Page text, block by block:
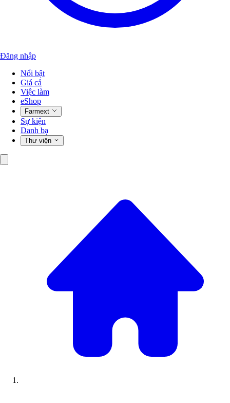
Đăng nhập
Nổi bật
Giá cả
Việc làm
eShop
Farmext
Sự kiện
Danh bạ
Thư viện